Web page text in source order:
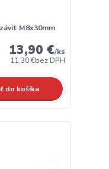
M8x30mm
13,90 €/ks
11,30 €bez DPH
do košíka